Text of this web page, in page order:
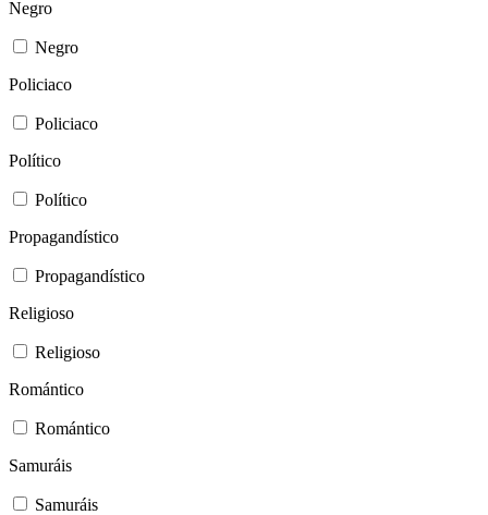
Negro
Negro
Policiaco
Policiaco
Político
Político
Propagandístico
Propagandístico
Religioso
Religioso
Romántico
Romántico
Samuráis
Samuráis